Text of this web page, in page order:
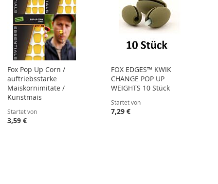
Fox Pop Up Corn /
auftriebsstarke
Maiskornimitate /
Kunstmais
Startet von
3,59 €
FOX EDGES™ KWIK
CHANGE POP UP
WEIGHTS 10 Stück
Startet von
7,29 €